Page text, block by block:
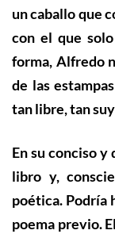
un caballo que
con el que
forma, Alfredo
de las
tan libre, tan
En su conciso
libro y,
poética. Podría
poema previo.